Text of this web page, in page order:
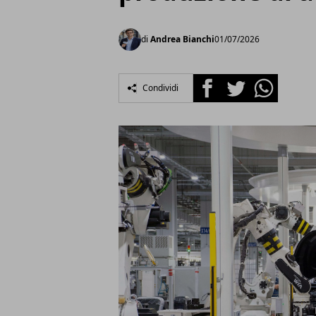
di Andrea Bianchi01/07/2026
Condividi FacebookTwitterWhatsapp